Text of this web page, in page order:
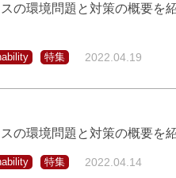
の環境問題と対策の概要を
特集 2022.04.19
の環境問題と対策の概要を
特集 2022.04.14